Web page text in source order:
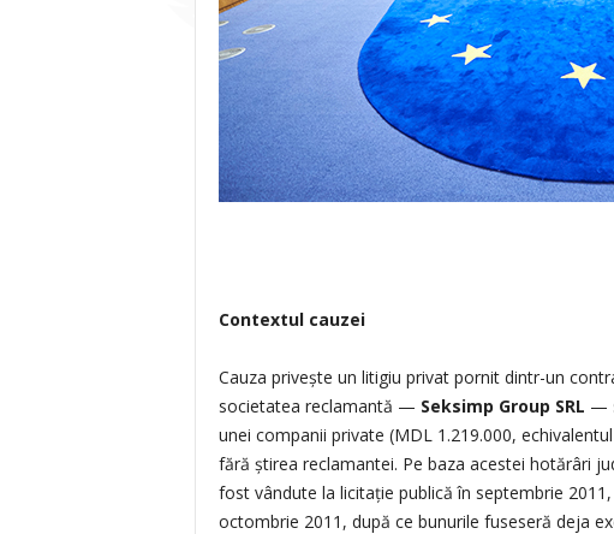
Contextul cauzei
Cauza privește un litigiu privat pornit dintr-un
societatea reclamantă — Seksimp Group SRL —
unei companii private (MDL 1.219.000,
fără știrea reclamantei. Pe baza acestei hotărâri
fost vândute la licitație publică în septembrie
octombrie 2011, după ce bunurile fuseseră deja